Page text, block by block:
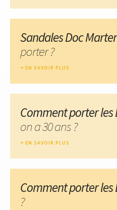
Sandales Doc
porter ?
EN SAVOIR PLUS
Comment porter les
on a 30 ans ?
EN SAVOIR PLUS
Comment porter les
?